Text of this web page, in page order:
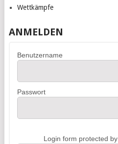
Wettkämpfe
ANMELDEN
Benutzername
Passwort
Login form protected by